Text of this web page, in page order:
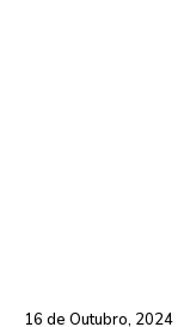
16 de Outubro, 2024